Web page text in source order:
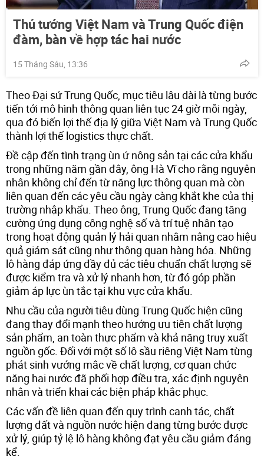
Thủ tướng Việt Nam và Trung Quốc điện
đàm, bàn về hợp tác hai nước
15 Tháng Sáu, 13:36
Theo Đại sứ Trung Quốc, mục tiêu lâu dài là từng bước
tiến tới mô hình thông quan liên tục 24 giờ mỗi ngày,
qua đó biến lợi thế địa lý giữa Việt Nam và Trung Quốc
thành lợi thế logistics thực chất.
Đề cập đến tình trạng ùn ứ nông sản tại các cửa khẩu
trong những năm gần đây, ông Hà Vĩ cho rằng nguyên
nhân không chỉ đến từ năng lực thông quan mà còn
liên quan đến các yêu cầu ngày càng khắt khe của thị
trường nhập khẩu. Theo ông, Trung Quốc đang tăng
cường ứng dụng công nghệ số và trí tuệ nhân tạo
trong hoạt động quản lý hải quan nhằm nâng cao hiệu
quả giám sát cũng như thông quan hàng hóa. Những
lô hàng đáp ứng đầy đủ các tiêu chuẩn chất lượng sẽ
được kiểm tra và xử lý nhanh hơn, từ đó góp phần
giảm áp lực ùn tắc tại khu vực cửa khẩu.
Nhu cầu của người tiêu dùng Trung Quốc hiện cũng
đang thay đổi mạnh theo hướng ưu tiên chất lượng
sản phẩm, an toàn thực phẩm và khả năng truy xuất
nguồn gốc. Đối với một số lô sầu riêng Việt Nam từng
phát sinh vướng mắc về chất lượng, cơ quan chức
năng hai nước đã phối hợp điều tra, xác định nguyên
nhân và triển khai các biện pháp khắc phục.
Các vấn đề liên quan đến quy trình canh tác, chất
lượng đất và nguồn nước hiện đang từng bước được
xử lý, giúp tỷ lệ lô hàng không đạt yêu cầu giảm đáng
kể.